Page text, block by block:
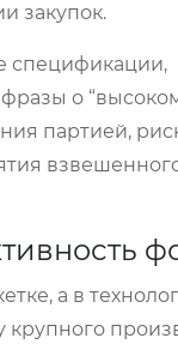
закупок.
спецификации,
о “высоком
партией,
а в
крупного